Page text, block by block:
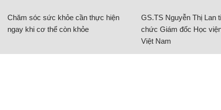
Chăm sóc sức khỏe cần thực hiện
ngay khi cơ thể còn khỏe
GS.TS Nguyễn Thị Lan
chức Giám đốc Học
Việt Nam